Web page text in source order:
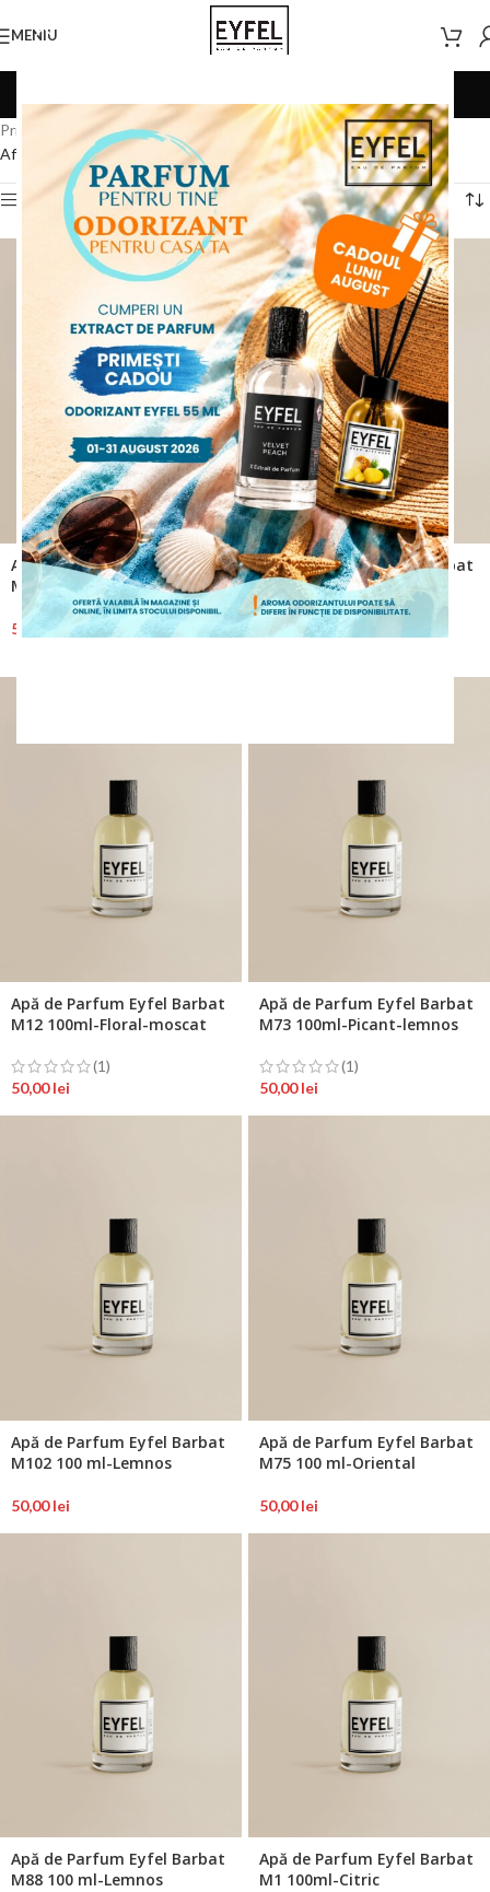
MENIU
Bărbați 100 ml
Prima pagină/ Eyfel/Parfumuri 100ML /Bărbați 100 ml
Afișez 1 - 28 din 32 de rezultate
Deschide Filtre Produse
Apă de Parfum Eyfel Barbat
M8 100ml-Aromatic-Lemnos
50,00lei
Apă de Parfum Eyfel Barbat
M83 100ml-Lemnos
Apă de Parfum Eyfel Barbat
M12 100ml-Floral-moscat
(1)
50,00lei
Apă de Parfum Eyfel Barbat
M73 100ml-Picant-lemnos
(1)
50,00lei
Apă de Parfum Eyfel Barbat
M102 100 ml-Lemnos
50,00lei
Apă de Parfum Eyfel Barbat
M75 100 ml-Oriental
50,00lei
Apă de Parfum Eyfel Barbat
M88 100 ml-Lemnos
Apă de Parfum Eyfel Barbat
M1 100ml-Citric